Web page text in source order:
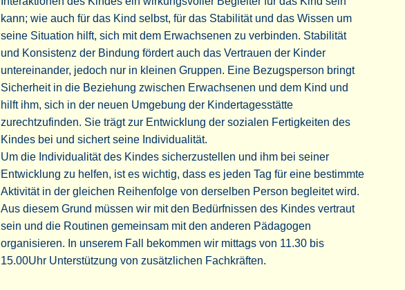
kann; wie auch für das Kind selbst, für das Stabilität und das Wissen um
seine Situation hilft, sich mit dem Erwachsenen zu verbinden. Stabilität
und Konsistenz der Bindung fördert auch das Vertrauen der Kinder
untereinander, jedoch nur in kleinen Gruppen. Eine Bezugsperson bringt
Sicherheit in die Beziehung zwischen Erwachsenen und dem Kind und
hilft ihm, sich in der neuen Umgebung der Kindertagesstätte
zurechtzufinden. Sie trägt zur Entwicklung der sozialen Fertigkeiten des
Kindes bei und sichert seine Individualität.
Um die Individualität des Kindes sicherzustellen und ihm bei seiner
Entwicklung zu helfen, ist es wichtig, dass es jeden Tag für eine bestimmte
Aktivität in der gleichen Reihenfolge von derselben Person begleitet wird.
Aus diesem Grund müssen wir mit den Bedürfnissen des Kindes vertraut
sein und die Routinen gemeinsam mit den anderen Pädagogen
organisieren. In unserem Fall bekommen wir mittags von 11.30 bis
15.00Uhr Unterstützung von zusätzlichen Fachkräften.